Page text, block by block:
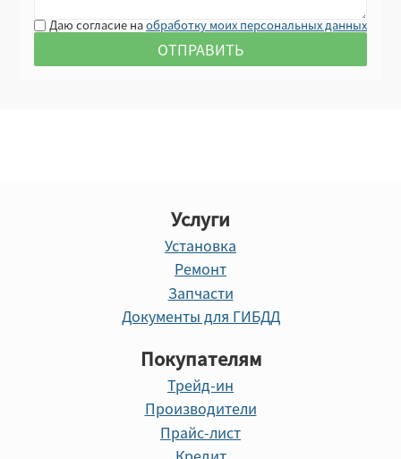
Даю согласие наобработку моих персональных данных
Услуги
Установка
Ремонт
Запчасти
Документы для ГИБДД
Покупателям
Трейд-ин
Производители
Прайс-лист